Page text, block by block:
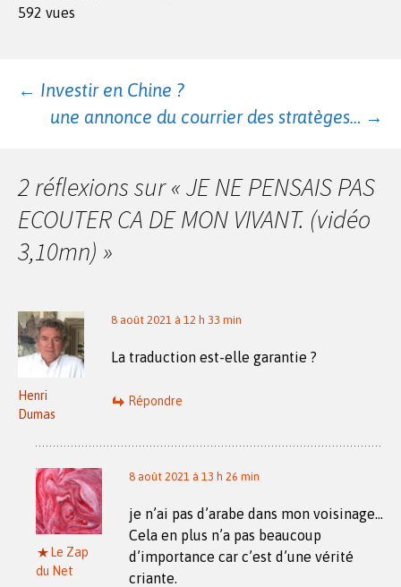
592 vues
Navigation
articles
← Investir en Chine ?
une annonce du courrier des stratèges… →
2 réflexions sur «JE NE PENSAIS PAS
ECOUTER CA DE MON VIVANT. (vidéo
3,10mn) »
Henri
Dumas
8 août 2021 à 12 h 33 min
La traduction est-elle garantie ?
Répondre
Le Zap
du Net
8 août 2021 à 13 h 26 min
je n’ai pas d’arabe dans mon voisinage…
Cela en plus n’a pas beaucoup
d’importance car c’est d’une vérité
criante.